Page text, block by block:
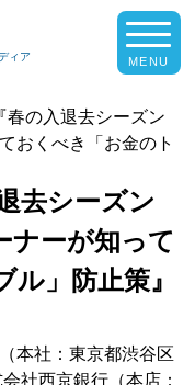
ィア
春の入退去シーズン
おくべき「お金のト
去シーズン
ーが知って
」防止策』
本社：東京都渋谷区
社西京銀行（本店：